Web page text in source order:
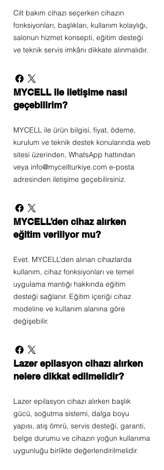
Cilt bakım cihazı seçerken cihazın
fonksiyonları, başlıkları, kullanım kolaylığı,
salonun hizmet konsepti, eğitim desteği
ve teknik servis imkânı dikkate alınmalıdır.
MYCELL ile iletişime nasıl
geçebilirim?
MYCELL ile ürün bilgisi, fiyat, ödeme,
kurulum ve teknik destek konularında web
sitesi üzerinden, WhatsApp hattından
veya info@mycellturkiye.com e-posta
adresinden iletişime geçebilirsiniz.
MYCELL’den cihaz alırken
eğitim veriliyor mu?
Evet. MYCELL’den alınan cihazlarda
kullanım, cihaz fonksiyonları ve temel
uygulama mantığı hakkında eğitim
desteği sağlanır. Eğitim içeriği cihaz
modeline ve kullanım alanına göre
değişebilir.
Lazer epilasyon cihazı alırken
nelere dikkat edilmelidir?
Lazer epilasyon cihazı alırken başlık
gücü, soğutma sistemi, dalga boyu
yapısı, atış ömrü, servis desteği, garanti,
belge durumu ve cihazın yoğun kullanıma
uygunluğu birlikte değerlendirilmelidir.